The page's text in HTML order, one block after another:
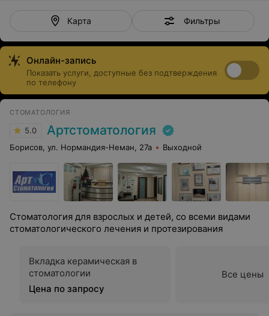
Карта Фильтры
Онлайн-запись
Показать услуги, доступные без подтверждения
по телефону
СТОМАТОЛОГИЯ
5.0 Артстоматология
Борисов, ул. Нормандия-Неман, 27а Выходной
Стоматология для взрослых и детей, со всеми видами
стоматологического лечения и протезирования
Вкладка керамическая в
стоматологии
Цена по запросу
Все цены